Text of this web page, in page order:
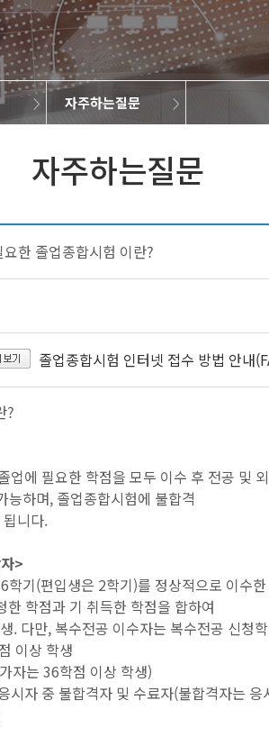
자주하는질문
학과소개
교과과정
학사정보
정보광장
커뮤니티
학과뉴스
취업정보
일반자료실
갤러리
연구실소개
자주하는질문
한 졸업종합시험 이란?
졸업종합시험 인터넷 접수 방법 안내
?
업에 필요한 학점을 모두 이수 후 전공 및
능하며, 졸업종합시험에 불합격
니다.
>
학기(편입생은 2학기)를 정상적으로 이수
한 학점과 기 취득한 학점을 합하여
. 다만, 복수전공 이수자는 복수전공 신청
이상 학생
자는 36학점 이상 학생)
시자 중 불합격자 및 수료자(불합격자는 응